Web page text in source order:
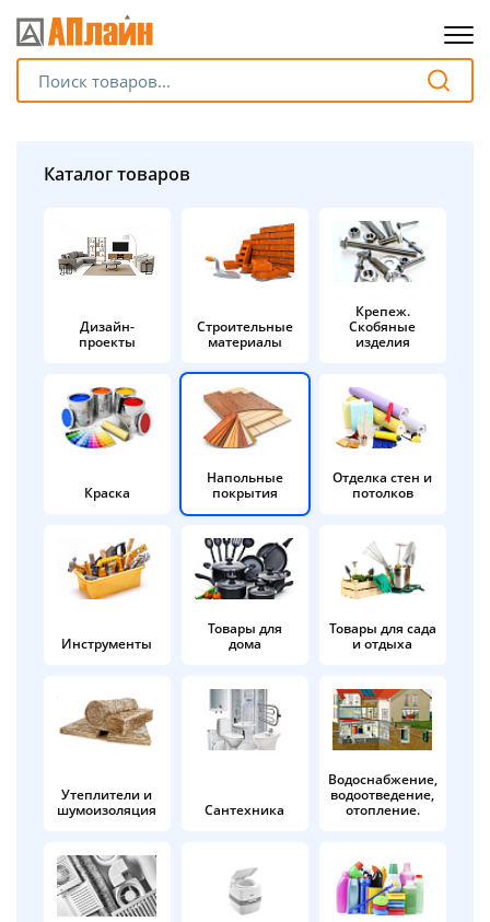
Каталог товаров
Дизайн-
проекты
Строительные
материалы
Крепеж.
Скобяные
изделия
Краска
Напольные
покрытия
Отделка стен и
потолков
Инструменты
Товары для
дома
Товары для сада
и отдыха
Утеплители и
шумоизоляция
Сантехника
Водоснабжение,
водоотведение,
отопление.
Разбейте
без переплат
График платежей
Сегодня
%
в корзину
Оплачивайте сегодня только
25% картой любого банка
Получайте товар
выбранный способом
Оставшиеся
% будут
по25%каждые 2 недели